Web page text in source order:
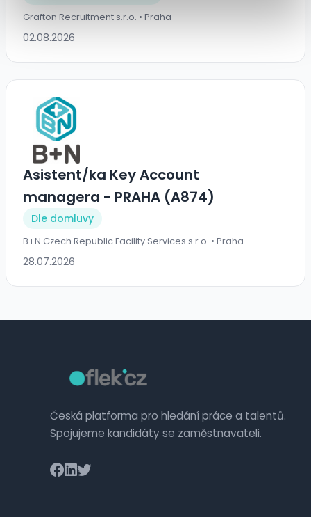
Grafton Recruitment s.r.o. • Praha
02.08.2026
Asistent/ka Key Account
managera - PRAHA (A874)
Dle domluvy
B+N Czech Republic Facility Services s.r.o. • Praha
28.07.2026
Česká platforma pro hledání práce a talentů.
Spojujeme kandidáty se zaměstnavateli.